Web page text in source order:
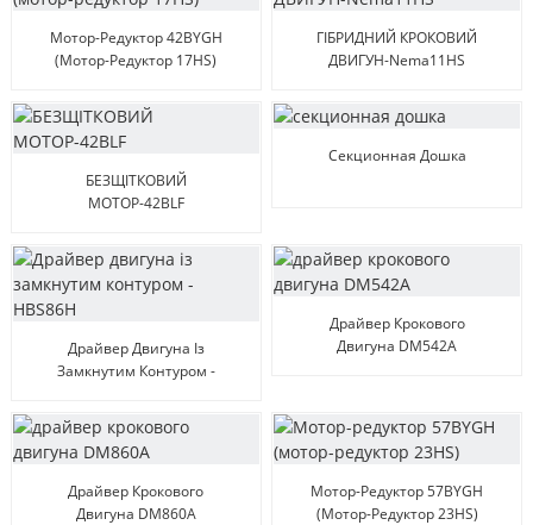
Мотор-Редуктор 42BYGH
(мотор-Редуктор 17HS)
ГІБРИДНИЙ КРОКОВИЙ
ДВИГУН-Nema11HS
БЕЗЩІТКОВИЙ
МОТОР-42BLF
Секционная Дошка
Драйвер Двигуна Із
Замкнутим Контуром -
Драйвер Крокового
Двигуна DM542A
Драйвер Крокового
Двигуна DM860A
Мотор-Редуктор 57BYGH
(мотор-Редуктор 23HS)